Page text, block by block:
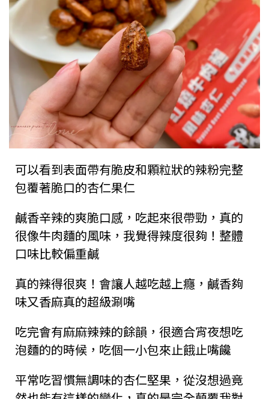
可以看到表面帶有脆皮和顆粒狀的辣粉完整
包覆著脆口的杏仁果仁
鹹香辛辣的爽脆口感，吃起來很帶勁，真的
很像牛肉麵的風味，我覺得辣度很夠！整體
口味比較偏重鹹
真的辣得很爽！會讓人越吃越上癮，鹹香夠
味又香麻真的超級涮嘴
吃完會有麻麻辣辣的餘韻，很適合宵夜想吃
泡麵的的時候，吃個一小包來止餓止嘴饞
平常吃習慣無調味的杏仁堅果，從沒想過竟